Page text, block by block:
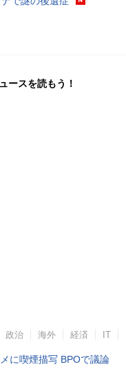
ースを読もう！
政治 海外 経済 IT
に喫煙描写 BPOで議論